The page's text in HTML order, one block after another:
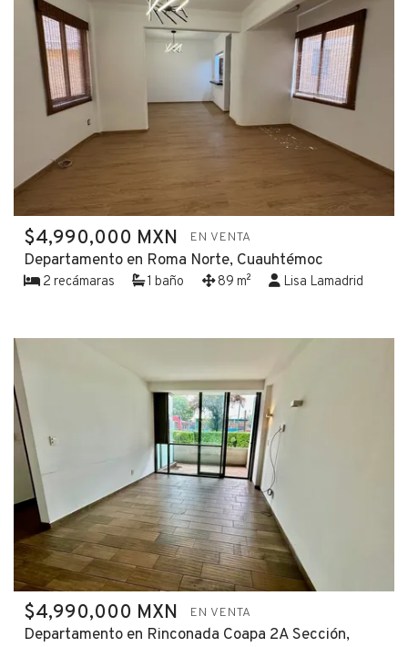
$4,990,000 MXN EN VENTA
Departamento en Roma Norte, Cuauhtémoc
2 recámaras 1 baño 89 m² Lisa Lamadrid
$4,990,000 MXN EN VENTA
Departamento en Rinconada Coapa 2A Sección,